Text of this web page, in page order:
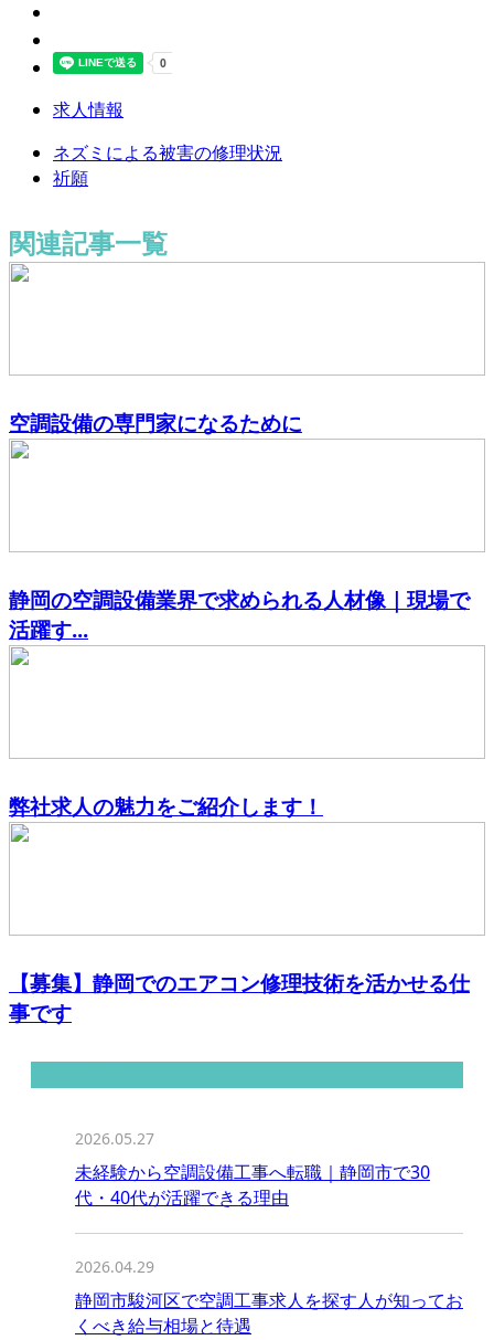
求人情報
ネズミによる被害の修理状況
祈願
関連記事一覧
空調設備の専門家になるために
静岡の空調設備業界で求められる人材像｜現場で
活躍す...
弊社求人の魅力をご紹介します！
【募集】静岡でのエアコン修理技術を活かせる仕
事です
2026.05.27
未経験から空調設備工事へ転職｜静岡市で30
代・40代が活躍できる理由
2026.04.29
静岡市駿河区で空調工事求人を探す人が知ってお
くべき給与相場と待遇